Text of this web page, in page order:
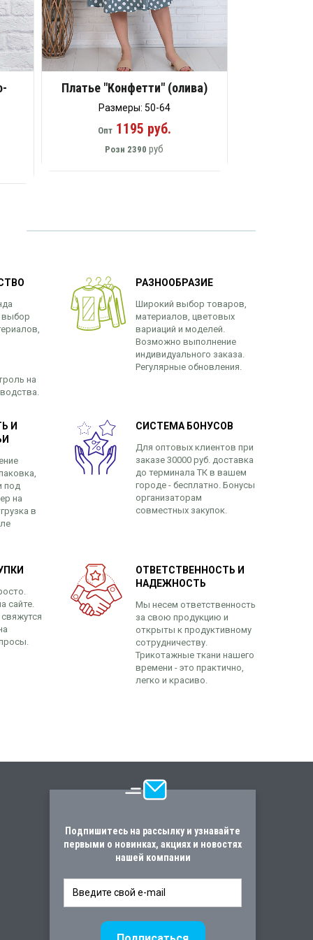
Платье "Конфетти" (олива)
Размеры: 50-64
Опт1195 руб.
Розн 2390 руб
выбор
на
РАЗНООБРАЗИЕ
Широкий выбор товаров,
материалов, цветовых
вариаций и моделей.
Возможно выполнение
индивидуального заказа.
Регулярные обновления.
И
под
на
в
СИСТЕМА БОНУСОВ
Для оптовых клиентов при
заказе 30000 руб. доставка
до терминала ТК в вашем
городе - бесплатно. Бонусы
организаторам
совместных закупок.
сайте.
ОТВЕТСТВЕННОСТЬ И
НАДЕЖНОСТЬ
Мы несем ответственность
за свою продукцию и
открыты к продуктивному
сотрудничеству.
Трикотажные ткани нашего
времени - это практично,
легко и красиво.
Подпишитесь на рассылку и узнавайте
первыми о новинках, акциях и новостях
нашей компании